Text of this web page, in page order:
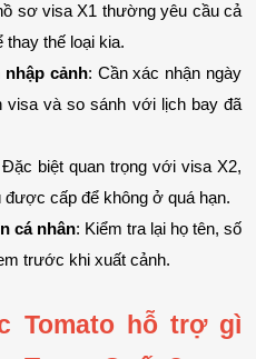
sơ visa X1 thường yêu cầu cả
thay thế loại kia.
cảnh: Cần xác nhận ngày
visa và so sánh với lịch bay đã
Đặc biệt quan trọng với visa X2,
cấp để không ở quá hạn.
cá nhân: Kiểm tra lại họ tên, số
trước khi xuất cảnh.
Tomato hỗ trợ gì